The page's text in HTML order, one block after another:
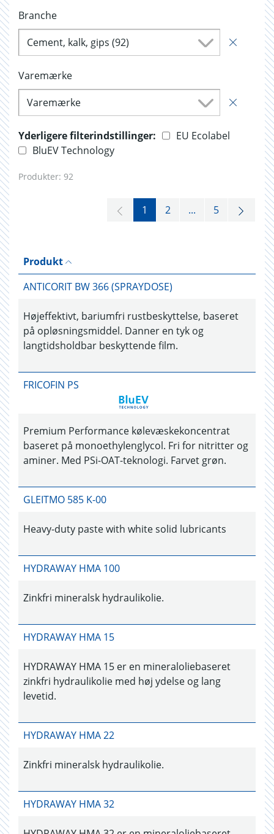
Branche
Cement, kalk, gips (92)
Varemærke
Varemærke
Yderligere filterindstillinger:
EU Ecolabel
BluEV Technology
Produkter: 92
1 2 ... 5
Produkt
ANTICORIT BW 366 (SPRAYDOSE)
Højeffektivt, bariumfri rustbeskyttelse, baseret
på opløsningsmiddel. Danner en tyk og
langtidsholdbar beskyttende film.
FRICOFIN PS
Premium Performance kølevæskekoncentrat
baseret på monoethylenglycol. Fri for nitritter og
aminer. Med PSi-OAT-teknologi. Farvet grøn.
GLEITMO 585 K-00
Heavy-duty paste with white solid lubricants
HYDRAWAY HMA 100
Zinkfri mineralsk hydraulikolie.
HYDRAWAY HMA 15
HYDRAWAY HMA 15 er en mineraloliebaseret
zinkfri hydraulikolie med høj ydelse og lang
levetid.
HYDRAWAY HMA 22
Zinkfri mineralsk hydraulikolie.
HYDRAWAY HMA 32